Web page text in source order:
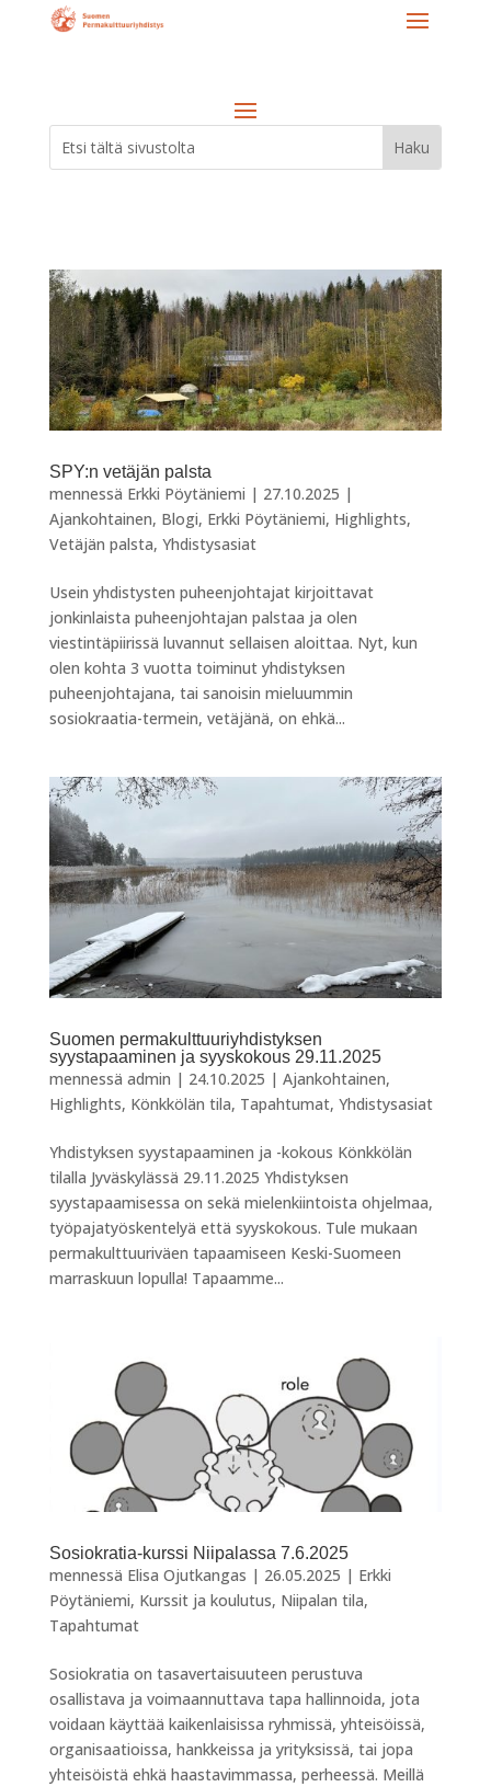
SPY:n vetäjän palsta
mennessä Erkki Pöytäniemi | 27.10.2025 |
Ajankohtainen, Blogi, Erkki Pöytäniemi, Highlights,
Vetäjän palsta, Yhdistysasiat
Usein yhdistysten puheenjohtajat kirjoittavat
jonkinlaista puheenjohtajan palstaa ja olen
viestintäpiirissä luvannut sellaisen aloittaa. Nyt, kun
olen kohta 3 vuotta toiminut yhdistyksen
puheenjohtajana, tai sanoisin mieluummin
sosiokraatia-termein, vetäjänä, on ehkä...
Suomen permakulttuuriyhdistyksen
syystapaaminen ja syyskokous 29.11.2025
mennessä admin | 24.10.2025 | Ajankohtainen,
Highlights, Könkkölän tila, Tapahtumat, Yhdistysasiat
Yhdistyksen syystapaaminen ja -kokous Könkkölän
tilalla Jyväskylässä 29.11.2025 Yhdistyksen
syystapaamisessa on sekä mielenkiintoista ohjelmaa,
työpajatyöskentelyä että syyskokous. Tule mukaan
permakulttuuriväen tapaamiseen Keski-Suomeen
marraskuun lopulla! Tapaamme...
Sosiokratia-kurssi Niipalassa 7.6.2025
mennessä Elisa Ojutkangas | 26.05.2025 | Erkki
Pöytäniemi, Kurssit ja koulutus, Niipalan tila,
Tapahtumat
Sosiokratia on tasavertaisuuteen perustuva
osallistava ja voimaannuttava tapa hallinnoida, jota
voidaan käyttää kaikenlaisissa ryhmissä, yhteisöissä,
organisaatioissa, hankkeissa ja yrityksissä, tai jopa
yhteisöistä ehkä haastavimmassa, perheessä. Meillä